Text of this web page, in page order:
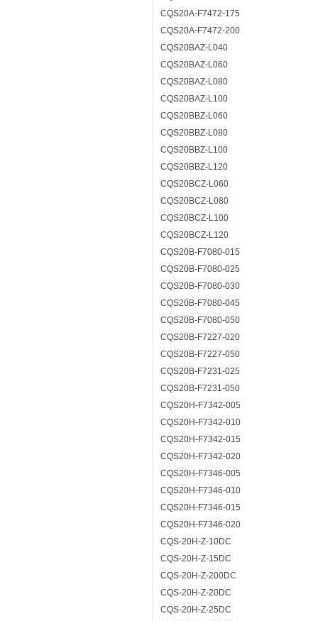
CQS20A-F7472-175
CQS20A-F7472-200
CQS20BAZ-L040
CQS20BAZ-L060
CQS20BAZ-L080
CQS20BAZ-L100
CQS20BBZ-L060
CQS20BBZ-L080
CQS20BBZ-L100
CQS20BBZ-L120
CQS20BCZ-L060
CQS20BCZ-L080
CQS20BCZ-L100
CQS20BCZ-L120
CQS20B-F7080-015
CQS20B-F7080-025
CQS20B-F7080-030
CQS20B-F7080-045
CQS20B-F7080-050
CQS20B-F7227-020
CQS20B-F7227-050
CQS20B-F7231-025
CQS20B-F7231-050
CQS20H-F7342-005
CQS20H-F7342-010
CQS20H-F7342-015
CQS20H-F7342-020
CQS20H-F7346-005
CQS20H-F7346-010
CQS20H-F7346-015
CQS20H-F7346-020
CQS-20H-Z-10DC
CQS-20H-Z-15DC
CQS-20H-Z-200DC
CQS-20H-Z-20DC
CQS-20H-Z-25DC